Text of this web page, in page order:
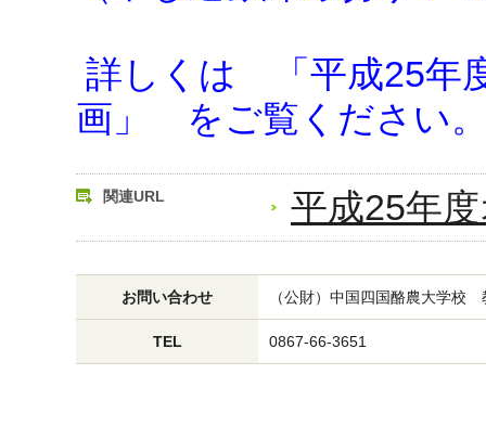
詳しくは 「平成25年
画」 をご覧ください
関連URL 平成25年
お問い合わせ （公財）中国四国酪農大学校
TEL 0867-66-3651